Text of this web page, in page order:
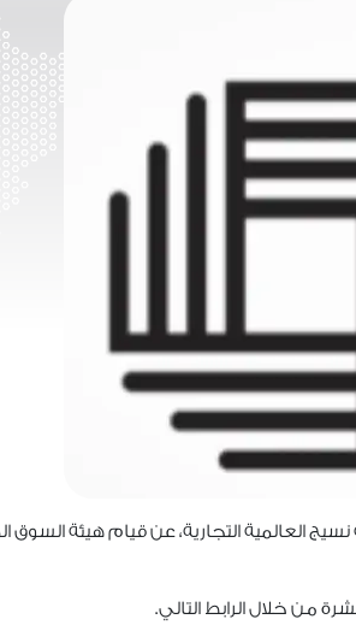
التجارية، عن قيام هيئة السوق
من خلال الرابط التالي.